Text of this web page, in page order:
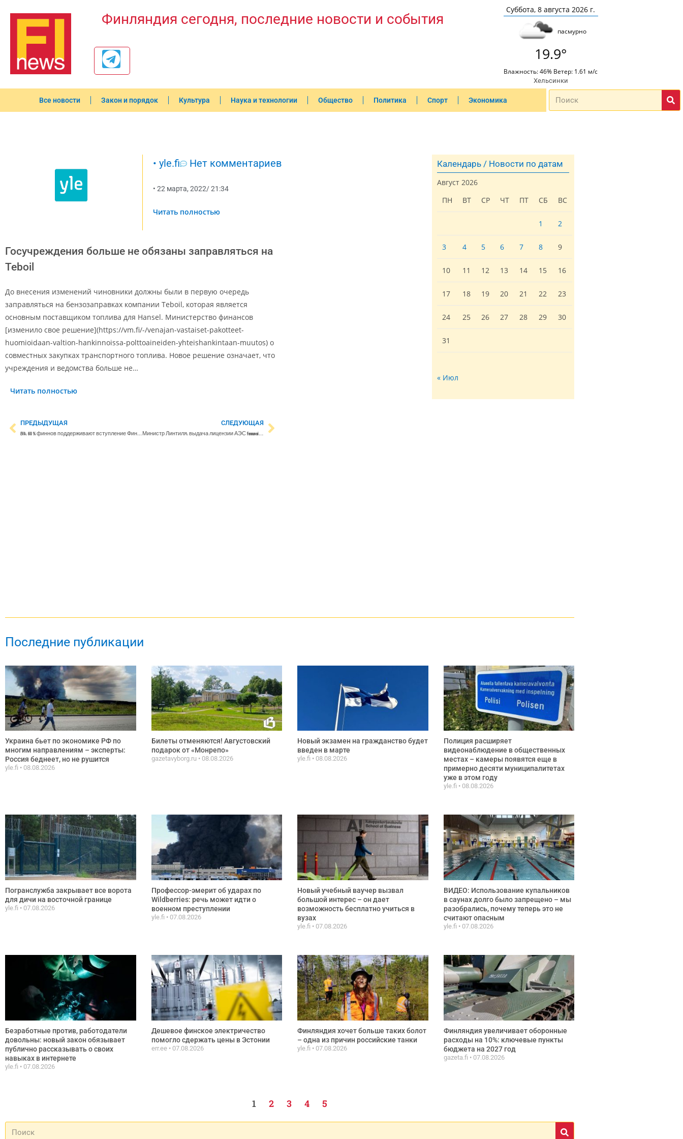
Финляндия сегодня, последние новости и события
Суббота, 8 августа 2026 г.
пасмурно
19.9°
Влажность: 46% Ветер: 1.61 м/с
Хельсинки
Все новости Закон и порядок Культура Наука и технологии Общество Политика Спорт Экономика
• yle.fi Нет комментариев
• 22 марта, 2022/21:34
Читать полностью
Госучреждения больше не обязаны заправляться на
Teboil
До внесения изменений чиновники должны были в первую очередь
заправляться на бензозаправках компании Teboil, которая является
основным поставщиком топлива для Hansel. Министерство финансов
[изменило свое решение](https://vm.fi/-/venajan-vastaiset-pakotteet-
huomioidaan-valtion-hankinnoissa-polttoaineiden-yhteishankintaan-muutos) о
совместных закупках транспортного топлива. Новое решение означает, что
учреждения и ведомства больше не…
Читать полностью
ПРЕДЫДУЩАЯ
EVA: 60 % финнов поддерживают вступление Финляндии в НАТО
СЛЕДУЮЩАЯ
Министр Линтиля: выдача лицензии АЭС Fennovoima «совершенно невозможна»
Календарь / Новости по датам
Август 2026
ПН
ВТ СР ЧТ ПТ СБ ВС
1 2
3 4 5 6 7 8 9
10 11 12 13 14 15 16
17 18 19 20 21 22 23
24 25 26 27 28 29 30
31
« Июл
Последние публикации
Украина бьет по экономике РФ по
многим направлениям – эксперты:
Россия беднеет, но не рушится
yle.fi 08.08.2026
Билеты отменяются! Августовский
подарок от «Монрепо»
gazetavyborg.ru 08.08.2026
Новый экзамен на гражданство будет
введен в марте
yle.fi 08.08.2026
Полиция расширяет
видеонаблюдение в общественных
местах – камеры появятся еще в
примерно десяти муниципалитетах
уже в этом году
yle.fi 08.08.2026
Погранслужба закрывает все ворота
для дичи на восточной границе
yle.fi 07.08.2026
Профессор-эмерит об ударах по
Wildberries: речь может идти о
военном преступлении
yle.fi 07.08.2026
Новый учебный ваучер вызвал
большой интерес – он дает
возможность бесплатно учиться в
вузах
yle.fi 07.08.2026
ВИДЕО: Использование купальников
в саунах долго было запрещено – мы
разобрались, почему теперь это не
считают опасным
yle.fi 07.08.2026
Безработные против, работодатели
довольны: новый закон обязывает
публично рассказывать о своих
навыках в интернете
yle.fi 07.08.2026
Дешевое финское электричество
помогло сдержать цены в Эстонии
err.ee 07.08.2026
Финляндия хочет больше таких болот
– одна из причин российские танки
yle.fi 07.08.2026
Финляндия увеличивает оборонные
расходы на 10%: ключевые пункты
бюджета на 2027 год
gazeta.fi 07.08.2026
1 2 3 4 5